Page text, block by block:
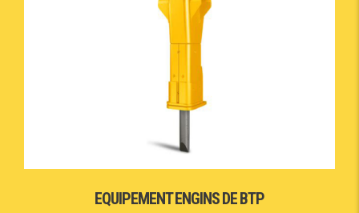
EQUIPEMENT ENGINS DE BTP